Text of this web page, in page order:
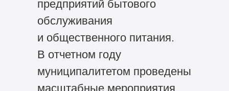
предприятий бытового
обслуживания
и общественного питания.
В отчетном году
муниципалитетом проведены
масштабные мероприятия